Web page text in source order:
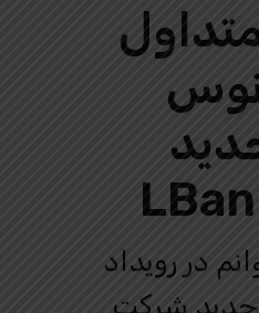
در رویداد
جدید شرکت